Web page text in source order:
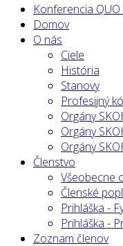
Konferencia
Domov
O nás
Ciele
História
Stanovy
Profesijný
Orgány
Orgány
Orgány
Členstvo
Všeobecne
Členské
Prihláška -
Prihláška -
Zoznam členov